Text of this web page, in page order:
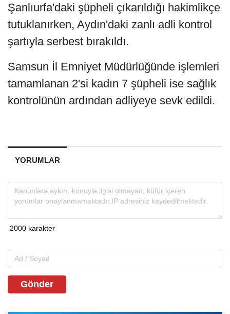
Şanlıurfa'daki şüpheli çıkarıldığı hakimlikçe
tutuklanırken, Aydın'daki zanlı adli kontrol
şartıyla serbest bırakıldı.
Samsun İl Emniyet Müdürlüğünde işlemleri
tamamlanan 2'si kadın 7 şüpheli ise sağlık
kontrolünün ardından adliyeye sevk edildi.
YORUMLAR
Gönder